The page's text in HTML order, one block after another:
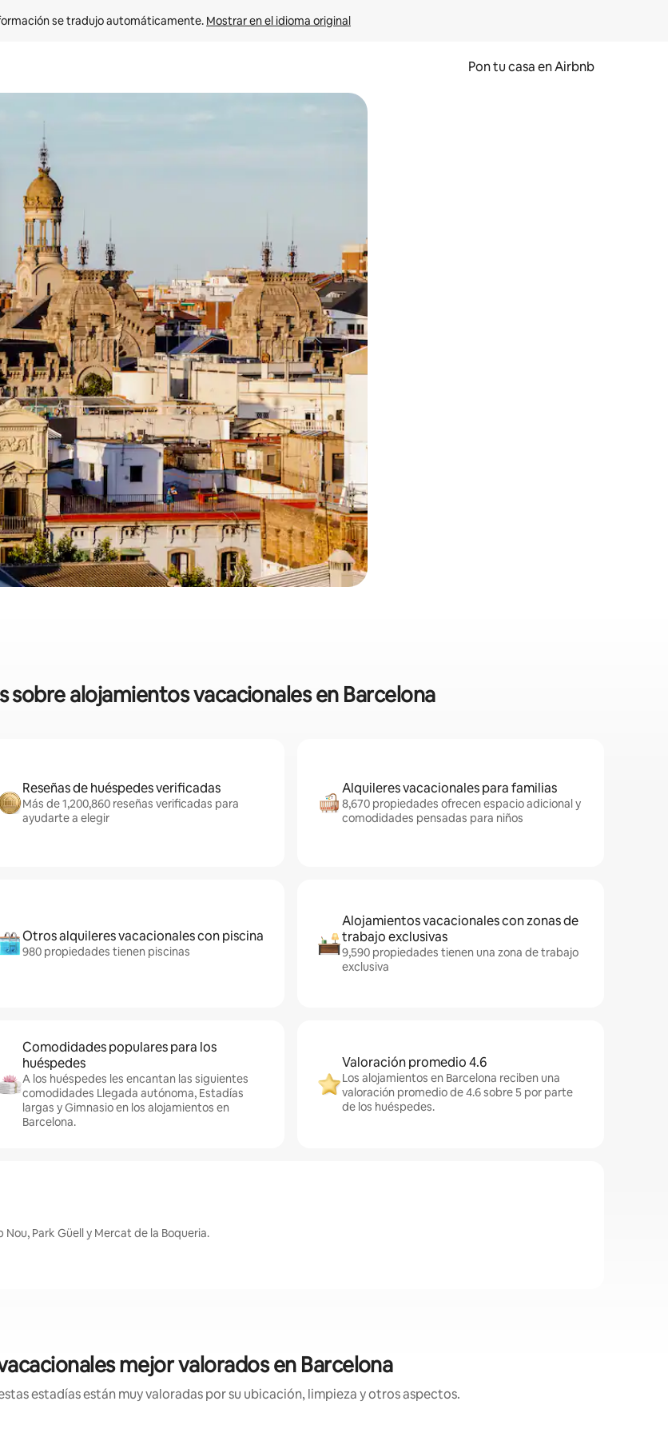
se tradujo automáticamente. Mostrar en el idioma original
Pon tu casa en Airbnb
de flecha hacia arriba y hacia abajo o explora con el tacto o desliza el dedo.
sobre alojamientos vacacionales en Barcelona
Reseñas de huéspedes verificadas
Más de 1,200,860 reseñas verificadas para
ayudarte a elegir
Alquileres vacacionales para familias
8,670 propiedades ofrecen espacio adicional y
comodidades pensadas para niños
Otros alquileres vacacionales con piscina
980 propiedades tienen piscinas
Alojamientos vacacionales con zonas de
trabajo exclusivas
9,590 propiedades tienen una zona de trabajo
exclusiva
Comodidades populares para los
huéspedes
A los huéspedes les encantan las siguientes
comodidades Llegada autónoma, Estadías
largas y Gimnasio en los alojamientos en
Barcelona.
Valoración promedio 4.6
Los alojamientos en Barcelona reciben una
valoración promedio de 4.6 sobre 5 por parte
de los huéspedes.
Park Güell y Mercat de la Boqueria.
mejor valorados en Barcelona
estadías están muy valoradas por su ubicación, limpieza y otros aspectos.